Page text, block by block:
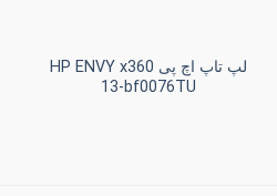
لپ تاپ اچ پی HP ENVY x360
13-bf0076TU